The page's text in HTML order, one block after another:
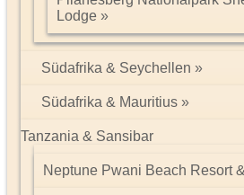
Lodge
Südafrika & Seychellen
Südafrika & Mauritius
Tanzania & Sansibar
Neptune Pwani Beach Resort